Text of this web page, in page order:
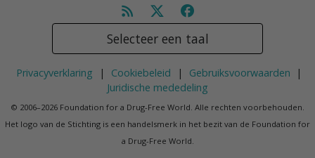
Selecteer een taal
Privacyverklaring | Cookiebeleid | Gebruiksvoorwaarden
|
Juridische mededeling
© 2006–2026 Foundation for a Drug-Free World. Alle rechten voorbehouden.
Het logo van de Stichting is een handelsmerk in het bezit van de Foundation for
a Drug-Free World.